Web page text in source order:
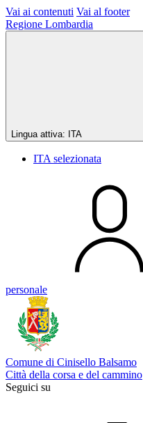
Vai ai contenuti Vai al footer
Regione Lombardia
Lingua attiva: ITA
ITA selezionata
personale
Comune di Cinisello Balsamo
Città della corsa e del cammino
Seguici su